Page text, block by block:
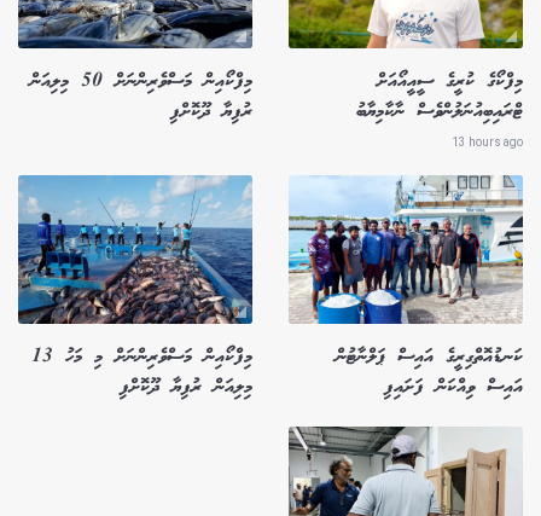
މިފްކޯގެ ކުރީގެ ސީއީއޯއަށް
ޓްރައިބިއުނަލުންވެސް ނާކާމިޔާބު
13 hours ago
މިފްކޯއިން މަސްވެރިންނަށް 50 މިލިއަން
ރުފިޔާ ދޫކޮށްފި
ކަނޑުއޮތްގިރީގެ އައިސް ޕަލްނާޓުން
އައިސް ވިއްކަން ފަށައިފި
މިފްކޯއިން މަސްވެރިންނަށް މި މަހު 13
މިލިއަން ރުފިޔާ ދޫކޮށްފި